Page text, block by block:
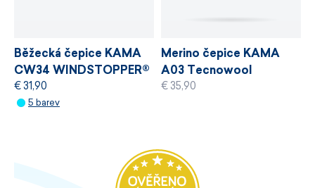
Běžecká čepice KAMA
CW34 WINDSTOPPER®
€ 31,90
5 barev
Merino čepice KAMA
A03 Tecnowool
€ 35,90